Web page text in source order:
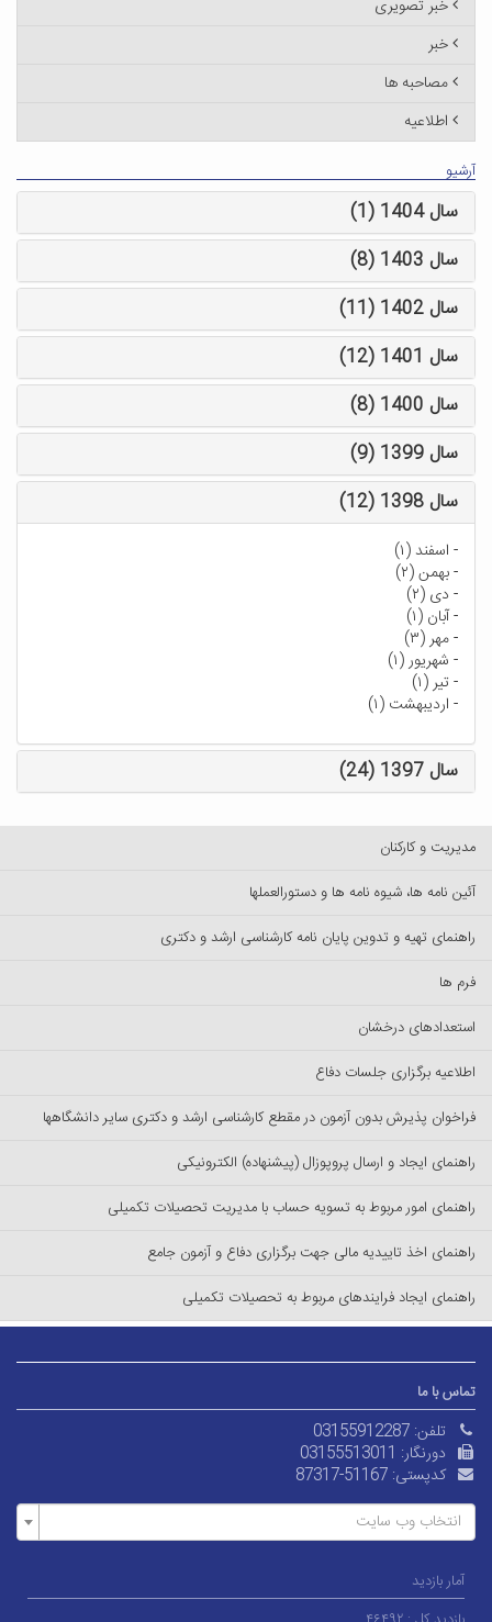
خبر تصویری
خبر
مصاحبه ها
اطلاعیه
آرشیو
سال 1404 (1)
سال 1403 (8)
سال 1402 (11)
سال 1401 (12)
سال 1400 (8)
سال 1399 (9)
سال 1398 (12)
- اسفند (۱)
-بهمن (۲)
- دی (۲)
-آبان (۱)
-مهر (۳)
- شهریور (۱)
-تیر (۱)
- اردیبهشت (۱)
سال 1397 (24)
مدیریت و کارکنان
آئین نامه ها، شیوه نامه ها و دستورالعملها
راهنمای تهیه و تدوین پایان نامه کارشناسی ارشد و دکتری
فرم ها
استعدادهای درخشان
اطلاعیه برگزاری جلسات دفاع
فراخوان پذیرش بدون آزمون در مقطع کارشناسی ارشد و دکتری سایر دانشگاهها
راهنمای ایجاد و ارسال پروپوزال (پیشنهاده) الکترونیکی
راهنمای امور مربوط به تسویه حساب با مدیریت تحصیلات تکمیلی
راهنمای اخذ تاییدیه مالی جهت برگزاری دفاع و آزمون جامع
راهنمای ایجاد فرایندهای مربوط به تحصیلات تکمیلی
تماس با ما
تلفن: 03155912287
دورنگار: 03155513011
کدپستی: 87317-51167
انتخاب وب سایت
آمار بازدید